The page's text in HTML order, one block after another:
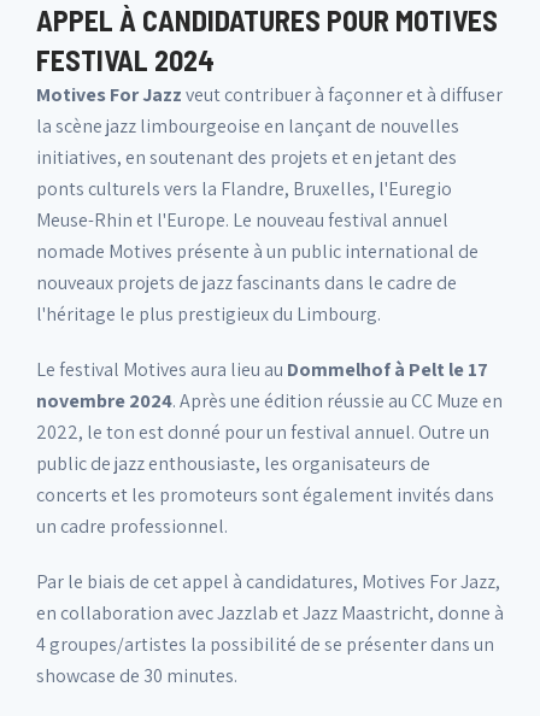
APPEL À CANDIDATURES POUR MOTIVES
FESTIVAL 2024
Motives For Jazzveut contribuer à façonner et à diffuser
la scène jazz limbourgeoise en lançant de nouvelles
initiatives, en soutenant des projets et en jetant des
ponts culturels vers la Flandre, Bruxelles, l'Euregio
Meuse-Rhin et l'Europe. Le nouveau festival annuel
nomade Motives présente à un public international de
nouveaux projets de jazz fascinants dans le cadre de
l'héritage le plus prestigieux du Limbourg.
Le festival Motives aura lieu au Dommelhof à Pelt le 17
novembre 2024. Après une édition réussie au CC Muze en
2022, le ton est donné pour un festival annuel. Outre un
public de jazz enthousiaste, les organisateurs de
concerts et les promoteurs sont également invités dans
un cadre professionnel.
Par le biais de cet appel à candidatures, Motives For Jazz,
en collaboration avec Jazzlab et Jazz Maastricht, donne à
4 groupes/artistes la possibilité de se présenter dans un
showcase de 30 minutes.